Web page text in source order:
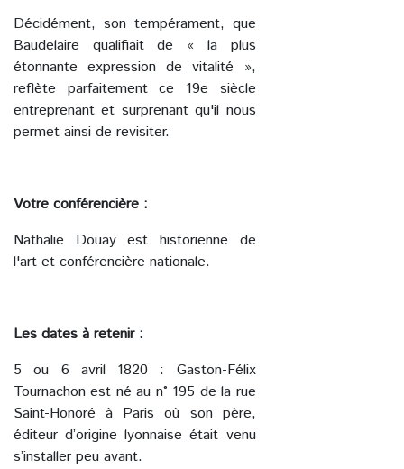
Décidément, son tempérament, que
Baudelaire qualifiait de « la plus
étonnante expression de vitalité »,
reflète parfaitement ce 19e siècle
entreprenant et surprenant qu'il nous
permet ainsi de revisiter.
Votre conférencière :
Nathalie Douay est historienne de
l'art et conférencière nationale.
Les dates à retenir :
5 ou 6 avril 1820 : Gaston-Félix
Tournachon est né au n° 195 de la rue
Saint-Honoré à Paris où son père,
éditeur d’origine lyonnaise était venu
s’installer peu avant.